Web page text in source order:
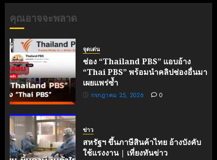
เดินหน้า
ขับ
เคลื่อน
นวัตกรรม
สู่อนาคต
มิถุนายน
27, 2026
0
คุณอาจจะพลาด
จุดเด่น
ช่อง “Thailand PBS” แอบอ้าง
“Thai PBS” พร้อมนำคลิปช่องอื่นมา
เผยแพร่ซ้ำ
กรกฎาคม 25, 2026 0
ข่าว
สหรัฐฯ ขึ้นภาษีสินค้าไทย อ้างบังคับ
ใช้แรงงาน | เที่ยงทันข่าว